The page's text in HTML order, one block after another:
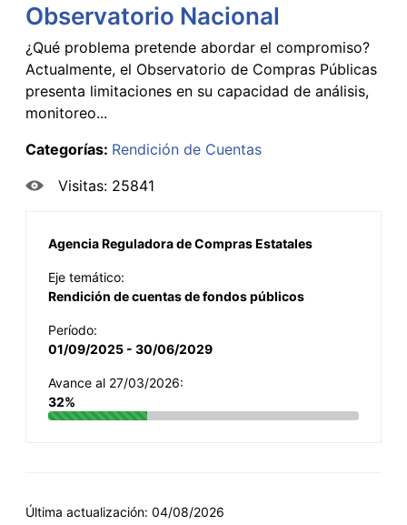
Observatorio Nacional
¿Qué problema pretende abordar el compromiso?
Actualmente, el Observatorio de Compras Públicas
presenta limitaciones en su capacidad de análisis,
monitoreo...
Categorías: Rendición de Cuentas
Visitas: 25841
Agencia Reguladora de Compras Estatales
Eje temático:
Rendición de cuentas de fondos públicos
Período:
01/09/2025 - 30/06/2029
Avance al 27/03/2026:
32%
Última actualización: 04/08/2026